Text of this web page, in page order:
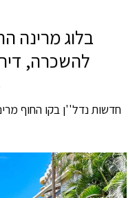
בלוג מרינה
להשכרה,